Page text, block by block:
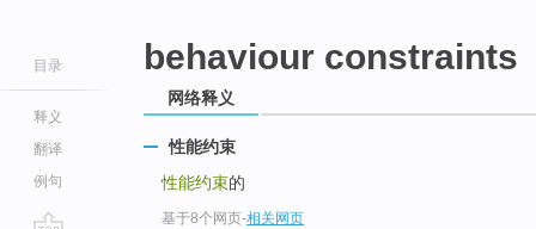
目录
释义
翻译
例句
behaviour constraints
网络释义
性能约束
性能约束的
基于8个网页-相关网页